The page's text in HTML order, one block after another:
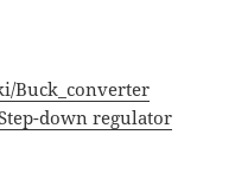
Buck_converter
down regulator